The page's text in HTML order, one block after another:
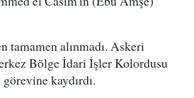
tamamen alınmadı. Askeri
Bölge İdari İşler Kolordusu
kaydırdı.